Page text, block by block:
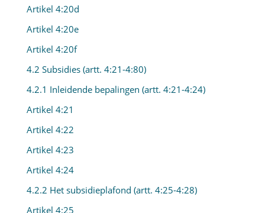
Artikel 4:20d
Artikel 4:20e
Artikel 4:20f
4.2 Subsidies (artt. 4:21-4:80)
4.2.1 Inleidende bepalingen (artt. 4:21-4:24)
Artikel 4:21
Artikel 4:22
Artikel 4:23
Artikel 4:24
4.2.2 Het subsidieplafond (artt. 4:25-4:28)
Artikel 4:25